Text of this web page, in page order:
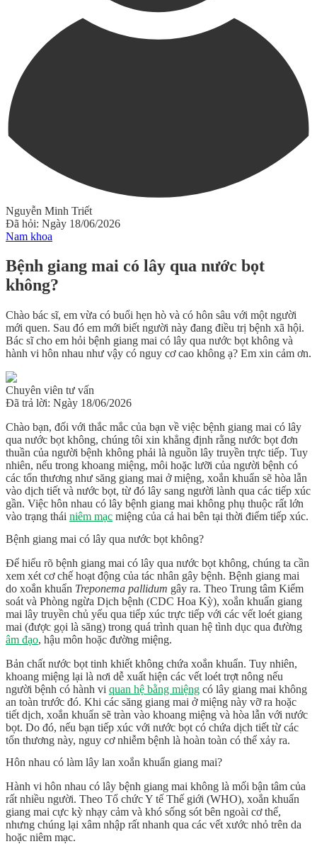
Nguyễn Minh Triết
Đã hỏi: Ngày 18/06/2026
Nam khoa
Bệnh giang mai có lây qua nước bọt
không?
Chào bác sĩ, em vừa có buổi hẹn hò và có hôn sâu với một người
mới quen. Sau đó em mới biết người này đang điều trị bệnh xã hội.
Bác sĩ cho em hỏi bệnh giang mai có lây qua nước bọt không và
hành vi hôn nhau như vậy có nguy cơ cao không ạ? Em xin cảm ơn.
Chuyên viên tư vấn
Đã trả lời: Ngày 18/06/2026
Chào bạn, đối với thắc mắc của bạn về việc bệnh giang mai có lây
qua nước bọt không, chúng tôi xin khẳng định rằng nước bọt đơn
thuần của người bệnh không phải là nguồn lây truyền trực tiếp. Tuy
nhiên, nếu trong khoang miệng, môi hoặc lưỡi của người bệnh có
các tổn thương như săng giang mai ở miệng, xoắn khuẩn sẽ hòa lẫn
vào dịch tiết và nước bọt, từ đó lây sang người lành qua các tiếp xúc
gần. Việc hôn nhau có lây bệnh giang mai không phụ thuộc rất lớn
vào trạng thái niêm mạc miệng của cả hai bên tại thời điểm tiếp xúc.
Bệnh giang mai có lây qua nước bọt không?
Để hiểu rõ bệnh giang mai có lây qua nước bọt không, chúng ta cần
xem xét cơ chế hoạt động của tác nhân gây bệnh. Bệnh giang mai
do xoắn khuẩn Treponema pallidum gây ra. Theo Trung tâm Kiểm
soát và Phòng ngừa Dịch bệnh (CDC Hoa Kỳ), xoắn khuẩn giang
mai lây truyền chủ yếu qua tiếp xúc trực tiếp với các vết loét giang
mai (được gọi là săng) trong quá trình quan hệ tình dục qua đường
âm đạo, hậu môn hoặc đường miệng.
Bản chất nước bọt tinh khiết không chứa xoắn khuẩn. Tuy nhiên,
khoang miệng lại là nơi dễ xuất hiện các vết loét trợt nông nếu
người bệnh có hành vi quan hệ bằng miệng có lây giang mai không
an toàn trước đó. Khi các săng giang mai ở miệng này vỡ ra hoặc
tiết dịch, xoắn khuẩn sẽ tràn vào khoang miệng và hòa lẫn với nước
bọt. Do đó, nếu bạn tiếp xúc với nước bọt có chứa dịch tiết từ các
tổn thương này, nguy cơ nhiễm bệnh là hoàn toàn có thể xảy ra.
Hôn nhau có làm lây lan xoắn khuẩn giang mai?
Hành vi hôn nhau có lây bệnh giang mai không là mối bận tâm của
rất nhiều người. Theo Tổ chức Y tế Thế giới (WHO), xoắn khuẩn
giang mai cực kỳ nhạy cảm và khó sống sót bên ngoài cơ thể,
nhưng chúng lại xâm nhập rất nhanh qua các vết xước nhỏ trên da
hoặc niêm mạc.